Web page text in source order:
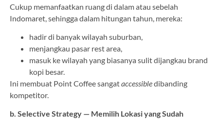
Cukup memanfaatkan ruang di dalam atau sebelah
Indomaret, sehingga dalam hitungan tahun, mereka:
hadir di banyak wilayah suburban,
menjangkau pasar rest area,
masuk ke wilayah yang biasanya sulit dijangkau brand
kopi besar.
Ini membuat Point Coffee sangataccessibledibanding
kompetitor.
b. Selective Strategy — Memilih Lokasi yang Sudah